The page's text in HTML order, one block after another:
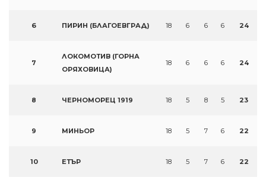
6 ПИРИН (БЛАГОЕВГРАД) 18 6 6 6 24
7
ЛОКОМОТИВ (ГОРНА
ОРЯХОВИЦА)
18 6 6 6 24
8 ЧЕРНОМОРЕЦ 1919 18 5 8 5 23
9 МИНЬОР 18 5 7 6 22
10 ЕТЪР 18 5 7 6 22